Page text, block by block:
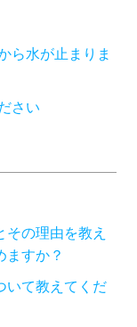
ら水が止まりま
さい
の理由を教え
ますか？
いて教えてくだ